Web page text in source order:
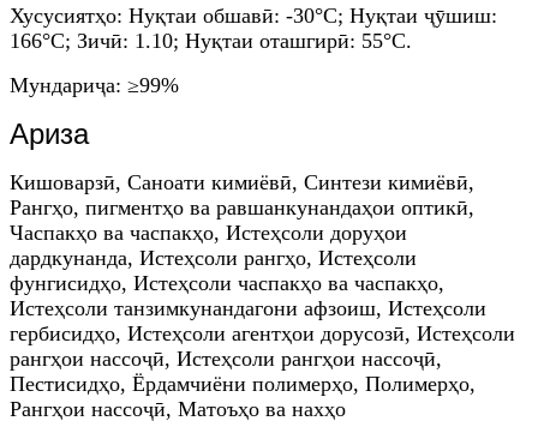
Хусусиятҳо: Нуқтаи обшавӣ: -30°C; Нуқтаи ҷӯшиш:
166°C; Зичӣ: 1.10; Нуқтаи оташгирӣ: 55°C.
Мундариҷа: ≥99%
Ариза
Кишоварзӣ, Саноати кимиёвӣ, Синтези кимиёвӣ,
Рангҳо, пигментҳо ва равшанкунандаҳои оптикӣ,
Часпакҳо ва часпакҳо, Истеҳсоли доруҳои
дардкунанда, Истеҳсоли рангҳо, Истеҳсоли
фунгисидҳо, Истеҳсоли часпакҳо ва часпакҳо,
Истеҳсоли танзимкунандагони афзоиш, Истеҳсоли
гербисидҳо, Истеҳсоли агентҳои дорусозӣ, Истеҳсоли
рангҳои нассоҷӣ, Истеҳсоли рангҳои нассоҷӣ,
Пестисидҳо, Ёрдамчиёни полимерҳо, Полимерҳо,
Рангҳои нассоҷӣ, Матоъҳо ва нахҳо